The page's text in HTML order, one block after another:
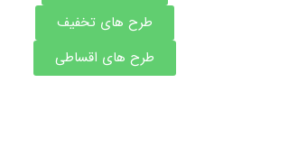
طرح های تخفیف
طرح های اقساطی